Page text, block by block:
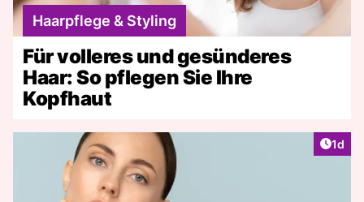
Haarpflege & Styling
Für volleres und gesünderes
Haar: So pflegen Sie Ihre
Kopfhaut
1d